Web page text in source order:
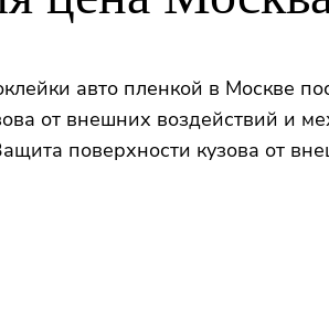
авто пленкой в Москве
от внешних воздействий и
поверхности кузова от